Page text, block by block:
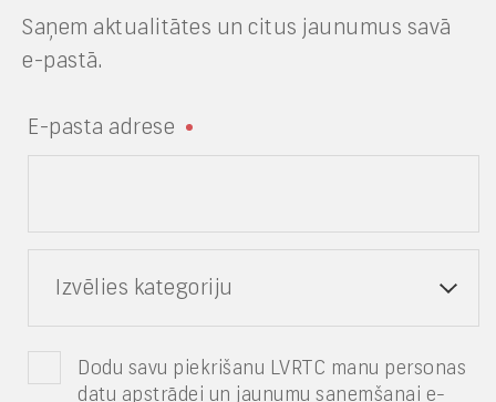
Saņem aktualitātes un citus jaunumus savā
e-pastā.
E-pasta adrese
Izvēlies kategoriju
Dodu savu piekrišanu LVRTC manu personas
datu apstrādei un jaunumu saņemšanai e-